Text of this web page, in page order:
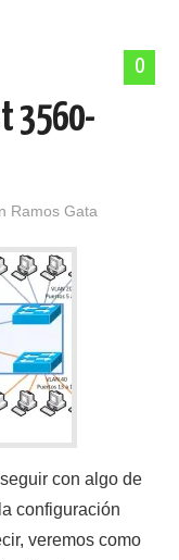
0
3560-
Ramos Gata
con algo de
configuración
veremos como